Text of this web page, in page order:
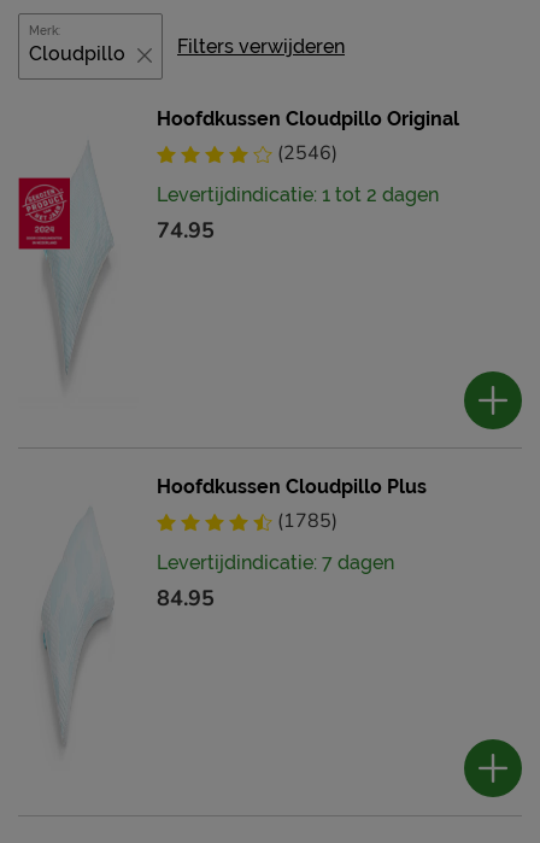
Filters verwijderen
Merk:
Cloudpillo
Hoofdkussen Cloudpillo Original
(2546)
Levertijdindicatie: 1 tot 2 dagen
74.95
Hoofdkussen Cloudpillo Plus
(1785)
Levertijdindicatie: 7 dagen
84.95